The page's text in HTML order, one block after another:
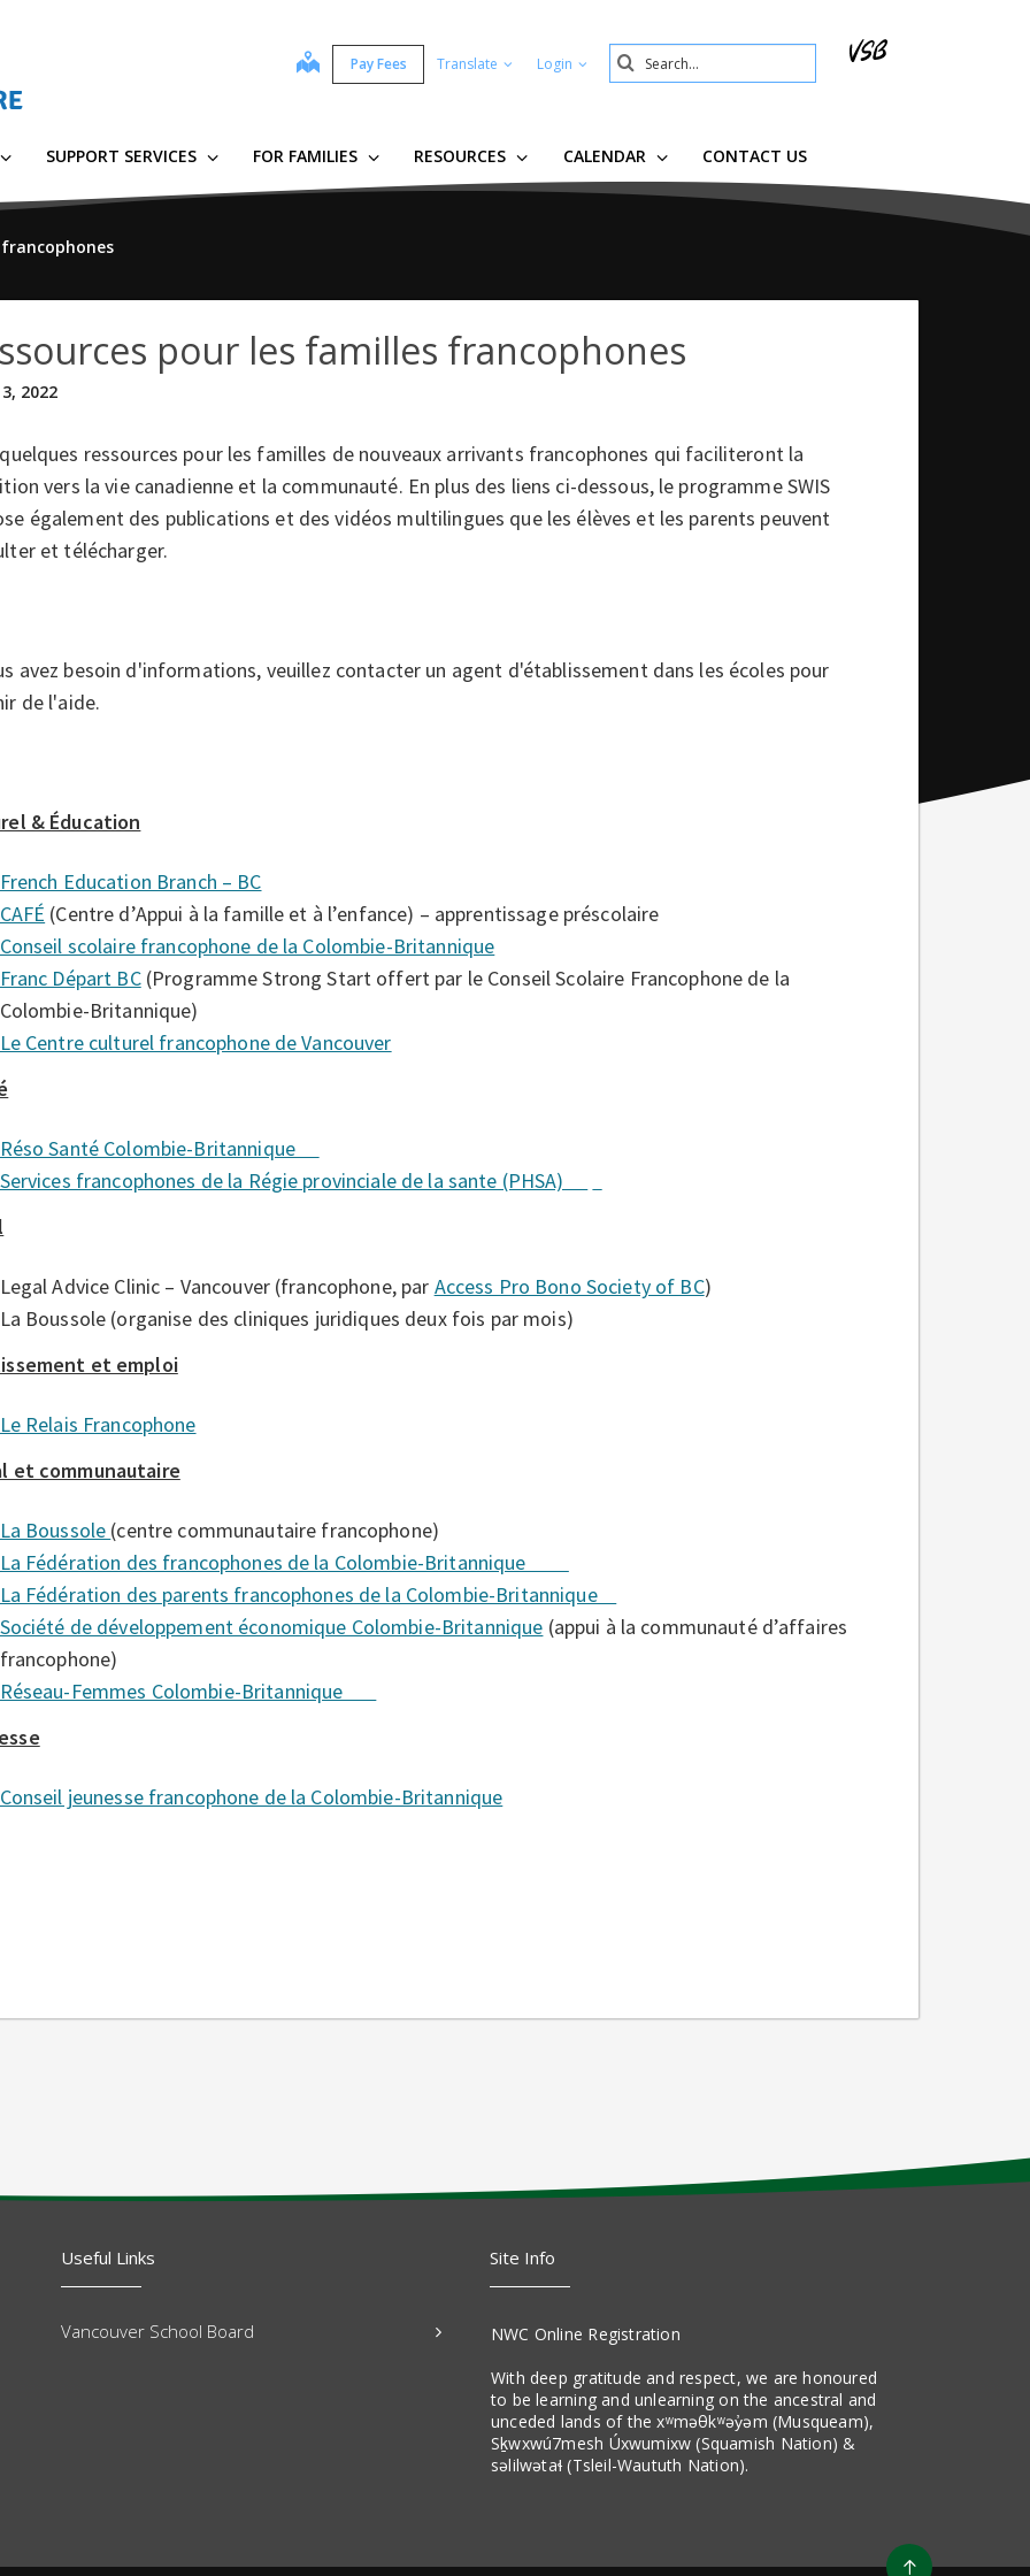
map Pay Fees Translate Login Search
Submit
SUPPORT SERVICES FOR FAMILIES RESOURCES CALENDAR CONTACT US
pour les familles francophones
2022
ressources pour les familles de nouveaux arrivants francophones qui faciliteront la
vers la vie canadienne et la communauté. En plus des liens ci-dessous, le programme SWIS
également des publications et des vidéos multilingues que les élèves et les parents peuvent
et télécharger.
avez besoin d'informations, veuillez contacter un agent d'établissement dans les écoles pour
de l'aide.
& Éducation
French Education Branch – BC
CAFÉ (Centre d’Appui à la famille et à l’enfance) – apprentissage préscolaire
Conseil scolaire francophone de la Colombie-Britannique
Franc Départ BC(Programme Strong Start offert par le Conseil Scolaire Francophone de la
Colombie-Britannique)
Le Centre culturel francophone de Vancouver
Réso Santé Colombie-Britannique
Services francophones de la Régie provinciale de la sante (PHSA)
Legal Advice Clinic – Vancouver (francophone, par Access Pro Bono Society of BC)
La Boussole (organise des cliniques juridiques deux fois par mois)
et emploi
Le Relais Francophone
et communautaire
La Boussole (centre communautaire francophone)
La Fédération des francophones de la Colombie-Britannique
La Fédération des parents francophones de la Colombie-Britannique
Société de développement économique Colombie-Britannique (appui à la communauté d’affaires
francophone)
Réseau-Femmes Colombie-Britannique
Conseil jeunesse francophone de la Colombie-Britannique
Useful Links
Vancouver School Board
Site Info
NWC Online Registration
With deep gratitude and respect, we are honoured
to be learning and unlearning on the ancestral and
unceded lands of the xʷməθkʷəy̓əm (Musqueam),
Sḵwxwú7mesh Úxwumixw (Squamish Nation) &
səlilwətaɬ (Tsleil-Waututh Nation).